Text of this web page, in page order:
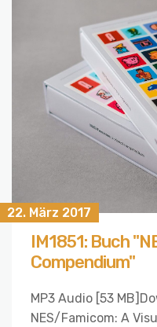
22. März 2017
IM1851: Buch
Compendium"
MP3 Audio [53
NES/Famicom: A